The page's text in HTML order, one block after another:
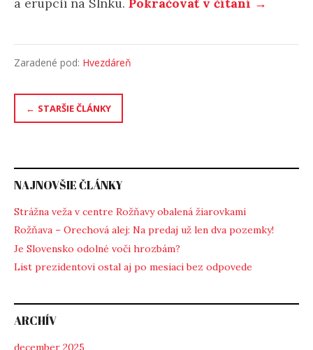
Zaradené pod: Hvezdáreň
Navigácia
STARŠIE ČLÁNKY
NAJNOVŠIE ČLÁNKY
Strážna veža v centre Rožňavy obalená žiarovkami
Rožňava – Orechová alej: Na predaj už len dva pozemky!
Je Slovensko odolné voči hrozbám?
List prezidentovi ostal aj po mesiaci bez odpovede
ARCHÍV
december 2025